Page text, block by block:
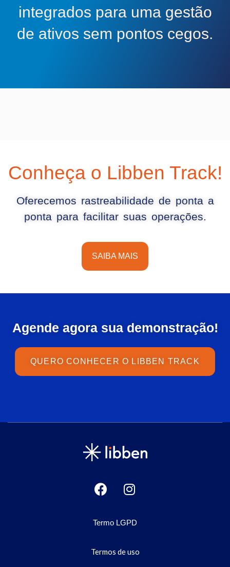
integrados para uma gestão
de ativos sem pontos cegos.
Conheça o Libben Track!
Oferecemos rastreabilidade de ponta a
ponta para facilitar suas operações.
SAIBA MAIS
Agende agora sua demonstração!
QUERO CONHECER O LIBBEN TRACK
Termo LGPD
Termos de uso